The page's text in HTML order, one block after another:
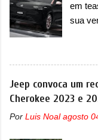
em
sua
em
a
Jeep convoca um
Cherokee 2023 e
Por Luis Noal agosto